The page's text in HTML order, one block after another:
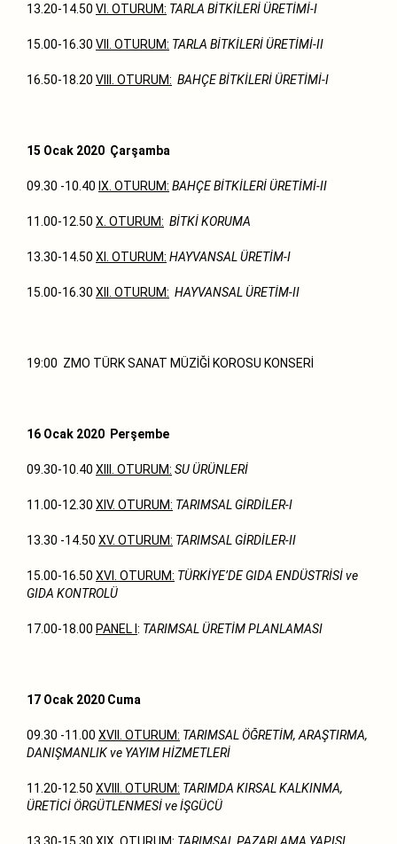
13.20-14.50 VI. OTURUM: TARLA BİTKİLERİ ÜRETİMİ-I
15.00-16.30 VII. OTURUM: TARLA BİTKİLERİ ÜRETİMİ-II
16.50-18.20 VIII. OTURUM: BAHÇE BİTKİLERİ ÜRETİMİ-I
15 Ocak 2020 Çarşamba
09.30 -10.40 IX. OTURUM: BAHÇE BİTKİLERİ ÜRETİMİ-II
11.00-12.50 X. OTURUM: BİTKİ KORUMA
13.30-14.50 XI. OTURUM: HAYVANSAL ÜRETİM-I
15.00-16.30 XII. OTURUM: HAYVANSAL ÜRETİM-II
19:00 ZMO TÜRK SANAT MÜZİĞİ KOROSU KONSERİ
16 Ocak 2020 Perşembe
09.30-10.40 XIII. OTURUM: SU ÜRÜNLERİ
11.00-12.30 XIV. OTURUM: TARIMSAL GİRDİLER-I
13.30 -14.50 XV. OTURUM: TARIMSAL GİRDİLER-II
15.00-16.50 XVI. OTURUM: TÜRKİYE’DE GIDA ENDÜSTRİSİ ve
GIDA KONTROLÜ
17.00-18.00 PANEL I : TARIMSAL ÜRETİM PLANLAMASI
17 Ocak 2020 Cuma
09.30 -11.00 XVII. OTURUM: TARIMSAL ÖĞRETİM, ARAŞTIRMA,
DANIŞMANLIK ve YAYIM HİZMETLERİ
11.20-12.50 XVIII. OTURUM: TARIMDA KIRSAL KALKINMA,
ÜRETİCİ ÖRGÜTLENMESİ ve İŞGÜCÜ